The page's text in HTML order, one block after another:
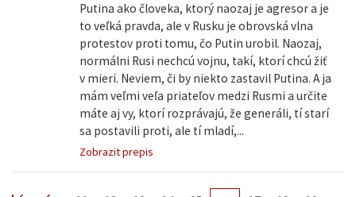
Putina ako človeka, ktorý naozaj je agresor a je
to veľká pravda, ale v Rusku je obrovská vlna
protestov proti tomu, čo Putin urobil. Naozaj,
normálni Rusi nechcú vojnu, takí, ktorí chcú žiť
v mieri. Neviem, či by niekto zastavil Putina. A ja
mám veľmi veľa priateľov medzi Rusmi a určite
máte aj vy, ktorí rozprávajú, že generáli, tí starí
sa postavili proti, ale tí mladí,...
Zobrazit prepis